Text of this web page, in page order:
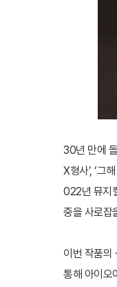
30년 만에
X형사’, ‘그
022년 뮤지
중을 사로잡
이번 작품의
통해 아이오